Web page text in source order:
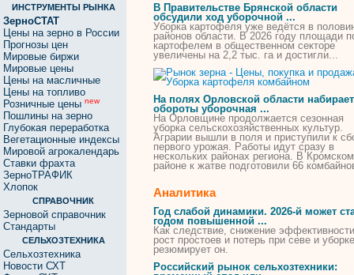
ИНСТРУМЕНТЫ РЫНКА
ЗерноСТАТ
Цены на зерно в России
Прогнозы цен
Мировые биржи
Мировые цены
Цены на масличные
Цены на топливо
Розничные цены new
Пошлины на зерно
Глубокая переработка
Вегетационные индексы
Мировой агрокалендарь
Ставки фрахта
ЗерноТРАФИК
Хлопок
СПРАВОЧНИК
Зерновой справочник
Стандарты
СЕЛЬХОЗТЕХНИКА
Сельхозтехника
Новости СХТ
В Правительстве Брянской области
обсудили ход уборочной ...
Уборка картофеля уже ведётся в
районов области. В 2026 году площади
картофелем в общественном секторе
увеличены на 2,2 тыс. га и достигли...
На полях Орловской области набирает
обороты уборочная ...
На Орловщине продолжается сезонная
уборка сельскохозяйственных культур.
Аграрии вышли в поля и приступили к
первого урожая. Работы идут сразу в
нескольких районах региона. В Кромском
районе к жатве подготовили 66
Аналитика
Год слабой динамики. 2026-й может
годом повышенной ...
Как следствие, снижение
рост простоев и потерь при севе и уборке
резюмирует он.
Российский рынок сельхозтехники: